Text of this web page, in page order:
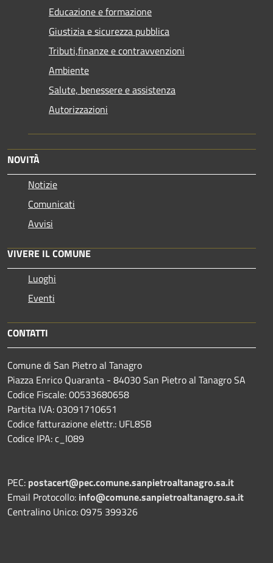
Educazione e formazione
Giustizia e sicurezza pubblica
Tributi,finanze e contravvenzioni
Ambiente
Salute, benessere e assistenza
Autorizzazioni
NOVITÀ
Notizie
Comunicati
Avvisi
VIVERE IL COMUNE
Luoghi
Eventi
CONTATTI
Comune di San Pietro al Tanagro
Piazza Enrico Quaranta - 84030 San Pietro al Tanagro SA
Codice Fiscale: 00533680658
Partita IVA: 03091710651
Codice fatturazione elettr.: UFL8SB
Codice IPA: c_I089
PEC: postacert@pec.comune.sanpietroaltanagro.sa.it
Email Protocollo: info@comune.sanpietroaltanagro.sa.it
Centralino Unico: 0975 399326